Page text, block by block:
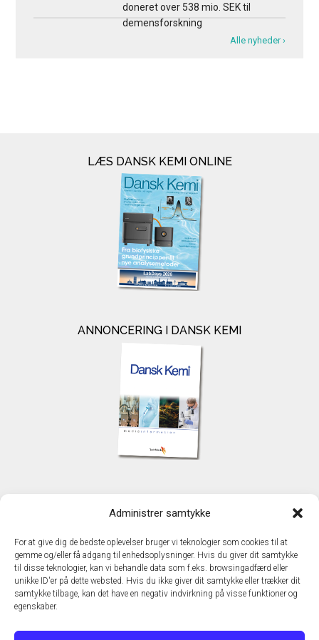
Administrer samtykke
For at give dig de bedste oplevelser bruger vi teknologier som cookies til at
gemme og/eller få adgang til enhedsoplysninger. Hvis du giver dit samtykke
til disse teknologier, kan vi behandle data som f.eks. browsingadfærd eller
unikke ID'er på dette websted. Hvis du ikke giver dit samtykke eller trækker dit
samtykke tilbage, kan det have en negativ indvirkning på visse funktioner og
egenskaber.
doneret over 538 mio. SEK til
demensforskning
Alle nyheder ›
LÆS DANSK KEMI ONLINE
ANNONCERING I DANSK KEMI
TechMedia A/S
DK - 2600 Glostrup
www.techmedia.dk
Telefon: +45 43 24 26 28
E-mail:info@techmedia.dk